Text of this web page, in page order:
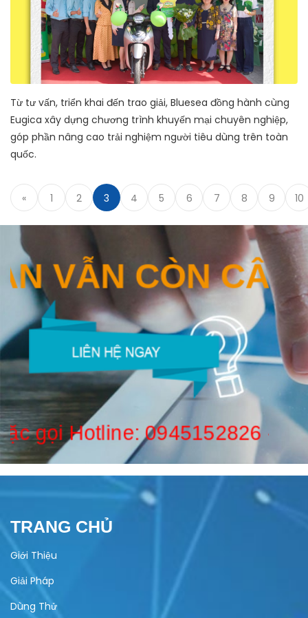
Từ tư vấn, triển khai đến trao giải, Bluesea đồng hành cùng
Eugica xây dựng chương trình khuyến mại chuyên nghiệp,
góp phần nâng cao trải nghiệm người tiêu dùng trên toàn
quốc.
« 1 2 3 4 5 6 7 8 9 10
VẪN CÒN
gọi Hotline:0945152826 -
TRANG CHỦ
Giới Thiệu
Giải Pháp
Dùng Thử